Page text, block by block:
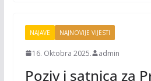
NAJAVE NAJNOVIJE VIJESTI
16. Oktobra 2025. admin
Poziv i satnica za